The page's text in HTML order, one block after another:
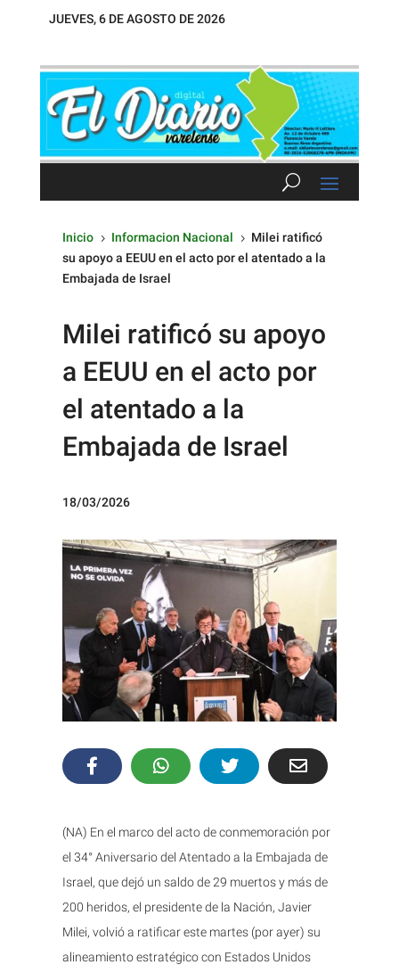
JUEVES, 6 DE AGOSTO DE 2026
Inicio 5 Informacion Nacional 5 Milei ratificó
su apoyo a EEUU en el acto por el atentado a la
Embajada de Israel
Milei ratificó su apoyo
a EEUU en el acto por
el atentado a la
Embajada de Israel
18/03/2026
(NA) En el marco del acto de conmemoración por
el 34° Aniversario del Atentado a la Embajada de
Israel, que dejó un saldo de 29 muertos y más de
200 heridos, el presidente de la Nación, Javier
Milei, volvió a ratificar este martes (por ayer) su
alineamiento estratégico con Estados Unidos